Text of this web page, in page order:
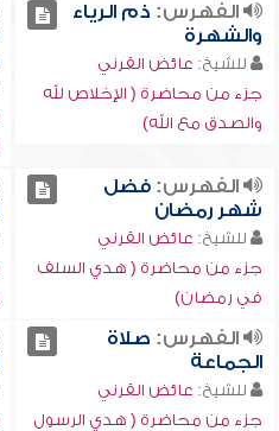
الفهرس: ذم الرياء
والشهرة
للشيخ: عائض القرني
جزء من محاضرة ( الإخلاص لله
والصدق مع الله)
الفهرس:فضل
شهر رمضان
للشيخ: عائض القرني
جزء من محاضرة ( هدي السلف
في رمضان)
الفهرس: صلاة
الجماعة
للشيخ: عائض القرني
جزء من محاضرة ( هدي الرسول